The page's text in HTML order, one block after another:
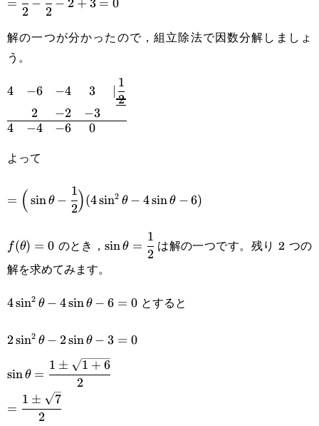
{4}-4\cdot\cfrac{1}
{2}+3
{2}-
\cfrac{3}
=
2
−
2
− 2 + 3 = 0
解の一つが分かったので，組立除法で因数分解しましょ
う。
\begin{matrix}4&-6&-4&3&|\underline{\dfrac{1}
{2}}\\&2&-2&-3\\\hline4&-4&-6&0\end{matrix}
4
4
−6
2
−4
−4
−2
−6
3
−3
0
2
1
よって
=\Big(\sin\theta-
\cfrac{1}{2}\Big)
(4\sin^2\theta-
4\sin\theta-6)
= ( sinθ −
2
1)(4sin2 θ − 4sinθ − 6)
f(\theta)=0
f(θ) = 0 のとき， \sin\theta=\cfrac{1}
sinθ =
2
1
は解の一つです。残り 2 つの
解を求めてみます。
4\sin^2\theta-
4sin2 θ − 4sinθ − 6 = 0 とすると
2\sin^2\theta-
2\sin\theta-
2sin2 θ − 2sinθ − 3 = 0
\sin\theta=\cfrac{1\pm\sqrt{1+6}}
sinθ =
2
1 ± 1 + 6
=\cfrac{1\pm\sqrt{7}}
=
2
1 ± 7